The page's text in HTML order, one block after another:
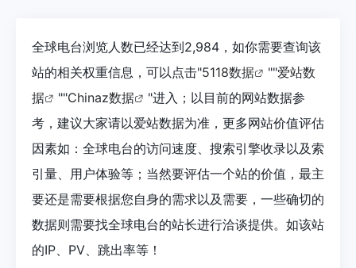
全球电台浏览人数已经达到2,984，如你需要查询该
站的相关权重信息，可以点击"5118数据 ""爱站数
据
""Chinaz数据
"进入；以目前的网站数据参
考，建议大家请以爱站数据为准，更多网站价值评估
因素如：全球电台的访问速度、搜索引擎收录以及索
引量、用户体验等；当然要评估一个站的价值，最主
要还是需要根据您自身的需求以及需要，一些确切的
数据则需要找全球电台的站长进行洽谈提供。如该站
的IP、PV、跳出率等！